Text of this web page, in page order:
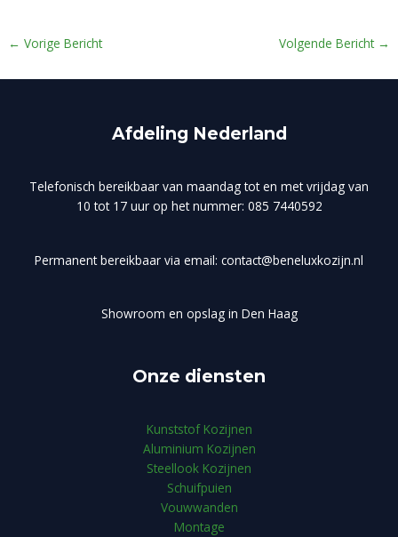
← Vorige Bericht Volgende Bericht →
Afdeling Nederland
Telefonisch bereikbaar van maandag tot en met vrijdag van
10 tot 17 uur op het nummer: 085 7440592
Permanent bereikbaar via email: contact@beneluxkozijn.nl
Showroom en opslag in Den Haag
Onze diensten
Kunststof Kozijnen
Aluminium Kozijnen
Steellook Kozijnen
Schuifpuien
Vouwwanden
Montage